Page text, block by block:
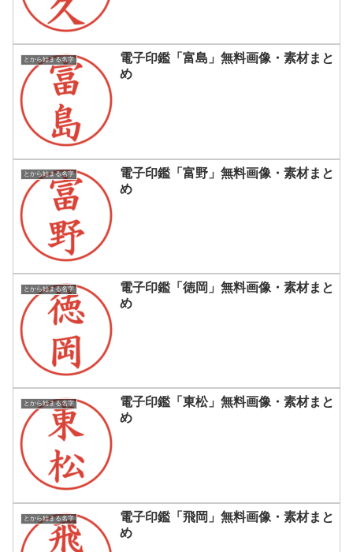
とから始まる名字
電子印鑑「富島」無料画像・素材まと
め
とから始まる名字
電子印鑑「富野」無料画像・素材まと
め
とから始まる名字
電子印鑑「徳岡」無料画像・素材まと
め
とから始まる名字
電子印鑑「東松」無料画像・素材まと
め
とから始まる名字
電子印鑑「飛岡」無料画像・素材まと
め